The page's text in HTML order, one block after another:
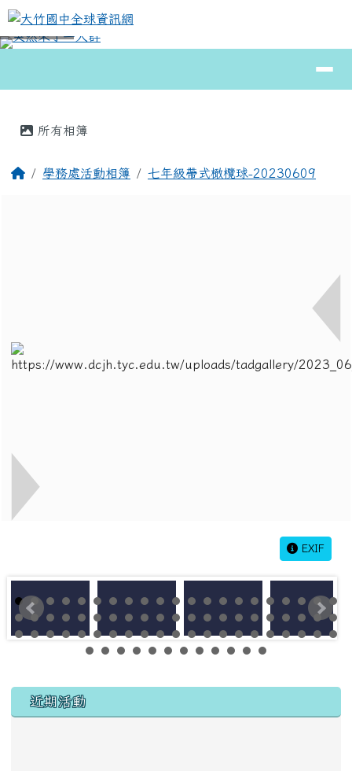
跳至主內容區
大竹國中全球資訊網
⏸
所有相簿
回首頁學務處活動相簿 七年級帶式橄欖球-20230609
EXIF
左邊區域內容
近期活動